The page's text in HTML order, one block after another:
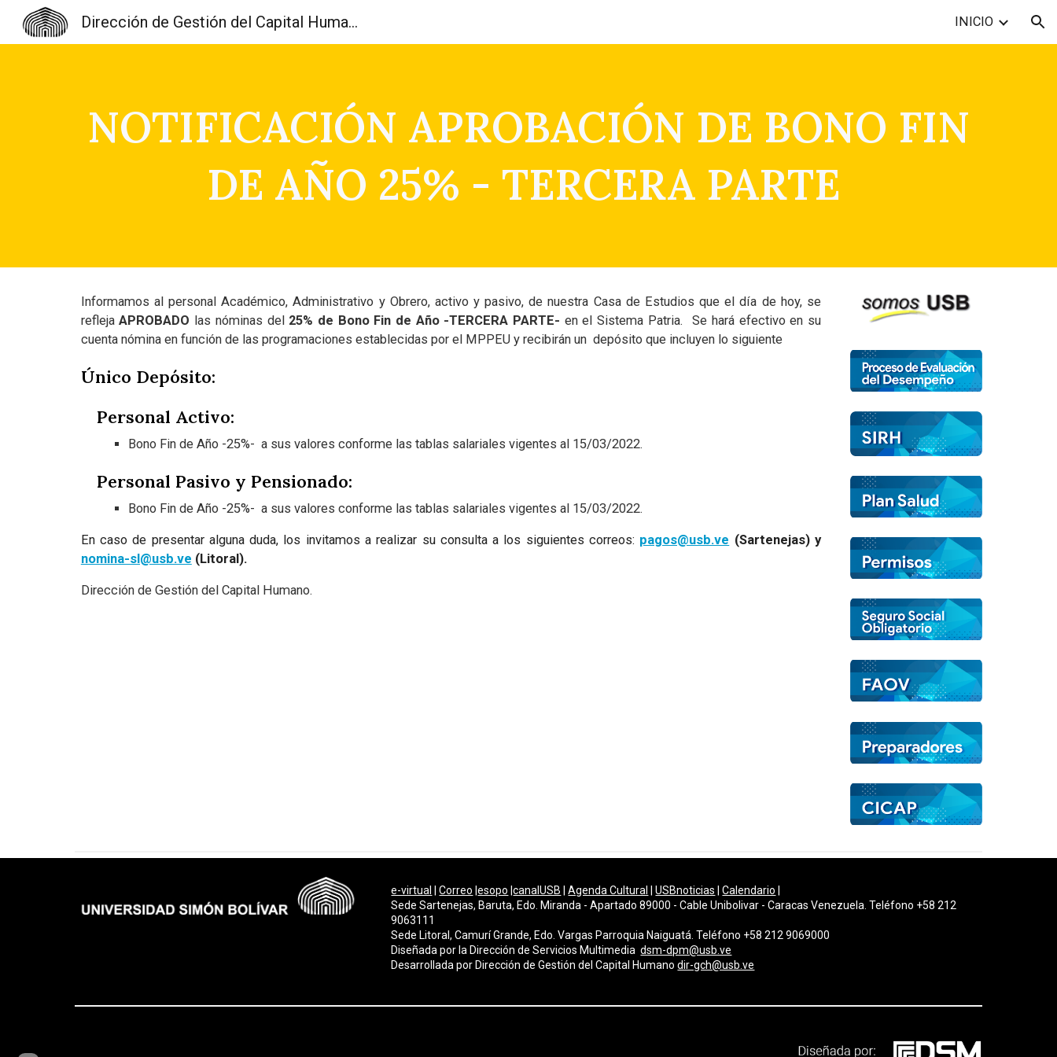
Skip to main content
Dirección de Gestión del Capital Humano INICIO
NOTIFICACIÓN APROBACIÓN DE BONO FIN
DE AÑO 25% - TERCERA PARTE
Informamos al personal Académico, Administrativo y Obrero, activo y pasivo, de nuestra Casa de Estudios que el día de hoy, se
reflejaAPROBADO las nóminas del 25% de Bono Fin de Año -TERCERA PARTE- en el Sistema Patria. Se hará efectivo en su
cuenta nómina en función de las programaciones establecidas por el MPPEU y recibirán un depósito que incluyen lo siguiente
Único Depósito:
Personal Activo:
Bono Fin de Año -25%- a sus valores conforme las tablas salariales vigentes al 15/03/2022.
Personal Pasivo y Pensionado:
Bono Fin de Año -25%- a sus valores conforme las tablas salariales vigentes al 15/03/2022.
En caso de presentar alguna duda, los invitamos a realizar su consulta a los siguientes correos: pagos@usb.ve (Sartenejas) y
nomina-sl@usb.ve (Litoral).
Dirección de Gestión del Capital Humano.
e-virtual |Correo |esopo |canalUSB |Agenda Cultural |USBnoticias |Calendario
Sede Sartenejas, Baruta, Edo. Miranda - Apartado 89000 - Cable Unibolivar - Caracas Venezuela. Teléfono +58 212
9063111
Sede Litoral, Camurí Grande, Edo. Vargas Parroquia Naiguatá. Teléfono +58 212 9069000
Diseñada por la Dirección de Servicios Multimediadsm-dpm@usb.ve
Desarrollada por Dirección de Gestión del Capital Humano dir-gch@usb.ve